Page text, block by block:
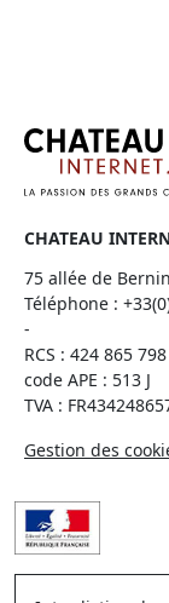
CHATEAU
75 allée de
Téléphone :
-
RCS : 424 865
code APE : 513 J
TVA :
Gestion des